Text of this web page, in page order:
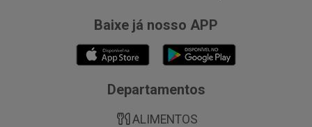
Baixe já nosso APP
Departamentos
ALIMENTOS